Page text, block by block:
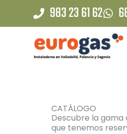
983 23 61 62
CATÁLOGO
Descubre la
que tenemos